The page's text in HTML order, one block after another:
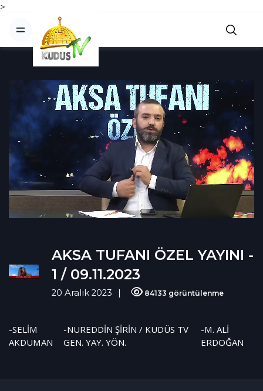
>
AKSA TUFANI ÖZEL YAYINI -
1 / 09.11.2023
20 Aralık 2023 84133 görüntülenme
-SELİM
AKDUMAN
-NUREDDİN ŞİRİN / KUDÜS TV
GEN. YAY. YÖN.
-M. ALİ
ERDOĞAN